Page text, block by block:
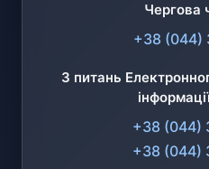
Чергова
+38 (044)
З питань
+38 (044)
+38 (044)